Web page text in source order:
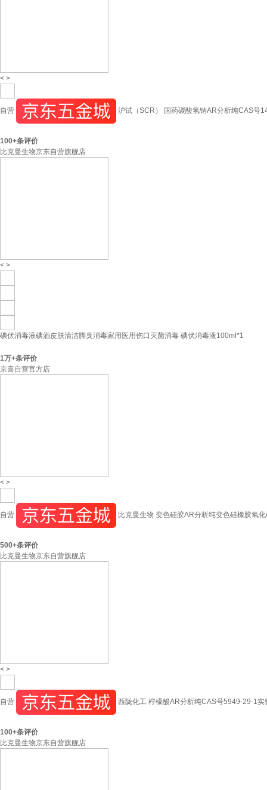
< >
自营 沪试（SCR） 国药碳酸氢钠AR分析纯CAS号
100+条评价
比克曼生物京东自营旗舰店
< >
碘伏消毒液碘酒皮肤清洁脚臭消毒家用医用伤口灭菌消毒 碘伏消毒液100ml*1
1万+条评价
京喜自营官方店
< >
自营 比克曼生物 变色硅胶AR分析纯变色硅橡胶氧
500+条评价
比克曼生物京东自营旗舰店
< >
自营 西陇化工 柠檬酸AR分析纯CAS号5949-29-1
100+条评价
比克曼生物京东自营旗舰店